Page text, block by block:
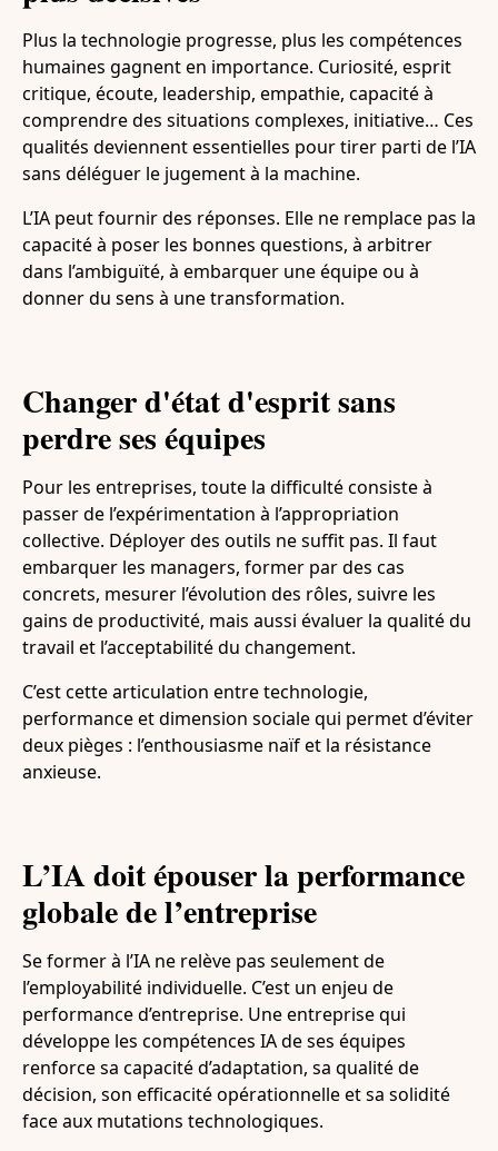
Plus la technologie progresse, plus les compétences
humaines gagnent en importance. Curiosité, esprit
critique, écoute, leadership, empathie, capacité à
comprendre des situations complexes, initiative… Ces
qualités deviennent essentielles pour tirer parti de l’IA
sans déléguer le jugement à la machine.
L’IA peut fournir des réponses. Elle ne remplace pas la
capacité à poser les bonnes questions, à arbitrer
dans l’ambiguïté, à embarquer une équipe ou à
donner du sens à une transformation.
Changer d'état d'esprit sans
perdre ses équipes
Pour les entreprises, toute la difficulté consiste à
passer de l’expérimentation à l’appropriation
collective. Déployer des outils ne suffit pas. Il faut
embarquer les managers, former par des cas
concrets, mesurer l’évolution des rôles, suivre les
gains de productivité, mais aussi évaluer la qualité du
travail et l’acceptabilité du changement.
C’est cette articulation entre technologie,
performance et dimension sociale qui permet d’éviter
deux pièges : l’enthousiasme naïf et la résistance
anxieuse.
L’IA doit épouser la performance
globale de l’entreprise
Se former à l’IA ne relève pas seulement de
l’employabilité individuelle. C’est un enjeu de
performance d’entreprise. Une entreprise qui
développe les compétences IA de ses équipes
renforce sa capacité d’adaptation, sa qualité de
décision, son efficacité opérationnelle et sa solidité
face aux mutations technologiques.